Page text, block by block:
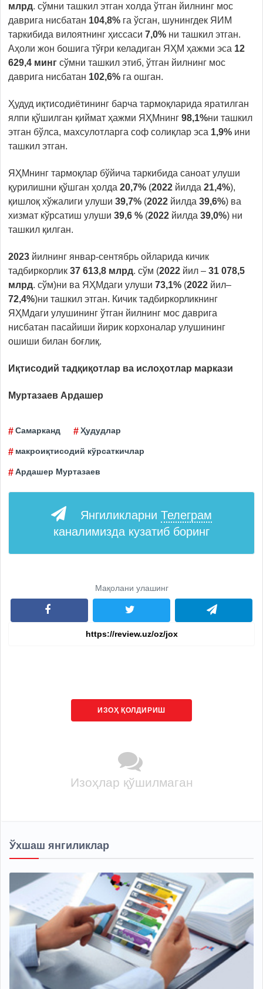
млрд. сўмни ташкил этган холда ўтган йилнинг мос
даврига нисбатан 104,8% га ўсган, шунингдек ЯИМ
таркибида вилоятнинг ҳиссаси 7,0% ни ташкил этган.
Аҳоли жон бошига тўғри келадиган ЯҲМ ҳажми эса 12
629,4 минг сўмни ташкил этиб, ўтган йилнинг мос
даврига нисбатан 102,6% га ошган.
Ҳудуд иқтисодиётининг барча тармоқларида яратилган
ялпи қўшилган қиймат ҳажми ЯҲМнинг 98,1%ни ташкил
этган бўлса, махсулотларга соф солиқлар эса 1,9% ини
ташкил этган.
ЯҲМнинг тармоқлар бўйича таркибида саноат улуши
қурилишни қўшган ҳолда 20,7% (2022 йилда 21,4%),
қишлоқ хўжалиги улуши 39,7% (2022 йилда 39,6%) ва
хизмат кўрсатиш улуши 39,6 % (2022 йилда 39,0%) ни
ташкил қилган.
2023 йилнинг январ-сентябрь ойларида кичик
тадбиркорлик 37 613,8 млрд. сўм (2022 йил – 31 078,5
млрд. сўм)ни ва ЯҲМдаги улуши 73,1% (2022 йил–
72,4%)ни ташкил этган. Кичик тадбиркорликнинг
ЯҲМдаги улушининг ўтган йилнинг мос даврига
нисбатан пасайиши йирик корхоналар улушининг
ошиши билан боғлиқ.
Иқтисодий тадқиқотлар ва ислоҳотлар маркази
Муртазаев Ардашер
Самарканд Ҳудудлар
макроиқтисодий кўрсаткичлар
Ардашер Муртазаев
Янгиликларни Телеграм
каналимизда кузатиб боринг
Мақолани улашинг
ИЗОҲ ҚОЛДИРИШ
Изоҳлар қўшилмаган
Ўхшаш янгиликлар